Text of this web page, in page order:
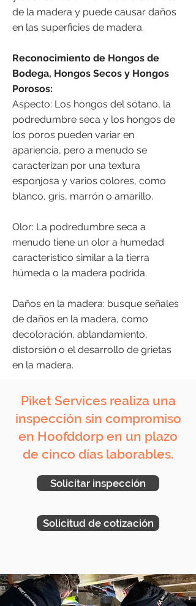
de la madera y puede causar daños
en las superficies de madera.
Reconocimiento de Hongos de
Bodega, Hongos Secos y Hongos
Porosos:
Aspecto: Los hongos del sótano, la
podredumbre seca y los hongos de
los poros pueden variar en
apariencia, pero a menudo se
caracterizan por una textura
esponjosa y varios colores, como
blanco, gris, marrón o amarillo.
Olor: La podredumbre seca a
menudo tiene un olor a humedad
característico similar a la tierra
húmeda o la madera podrida.
Daños en la madera: busque señales
de daños en la madera, como
decoloración, ablandamiento,
distorsión o el desarrollo de grietas
en la madera.
Piket Services realiza una
inspección sin compromiso
en Hoofddorp en un plazo
de cinco días laborables.
Solicitar inspección
Solicitud de cotización